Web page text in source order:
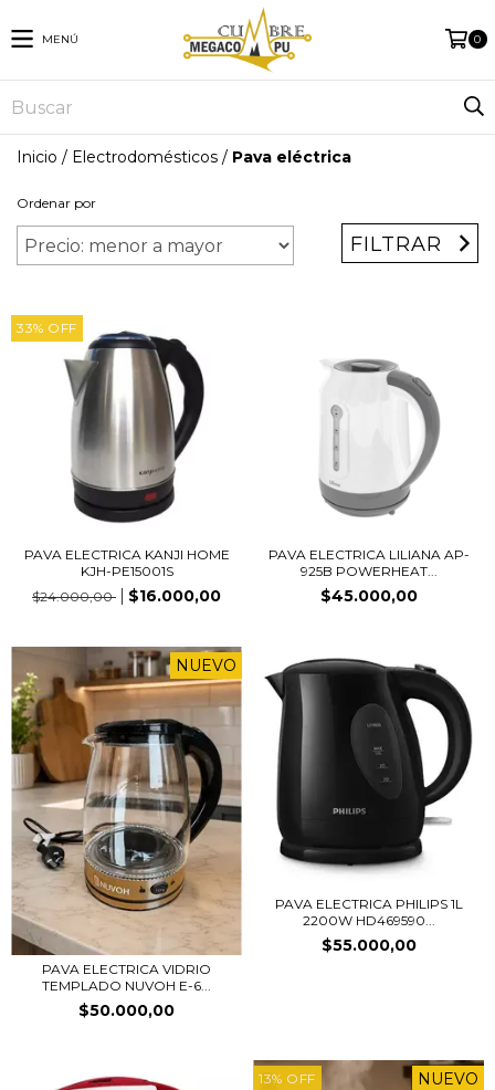
MENÚ 0
Inicio / Electrodomésticos / Pava eléctrica
Ordenar por
FILTRAR
33% OFF
PAVA ELECTRICA KANJI HOME
KJH-PE15001S
$24.000,00
$16.000,00
PAVA ELECTRICA LILIANA AP-
925B POWERHEAT...
$45.000,00
NUEVO
PAVA ELECTRICA VIDRIO
TEMPLADO NUVOH E-6...
$50.000,00
PAVA ELECTRICA PHILIPS 1L
2200W HD469590...
$55.000,00
13% OFF NUEVO